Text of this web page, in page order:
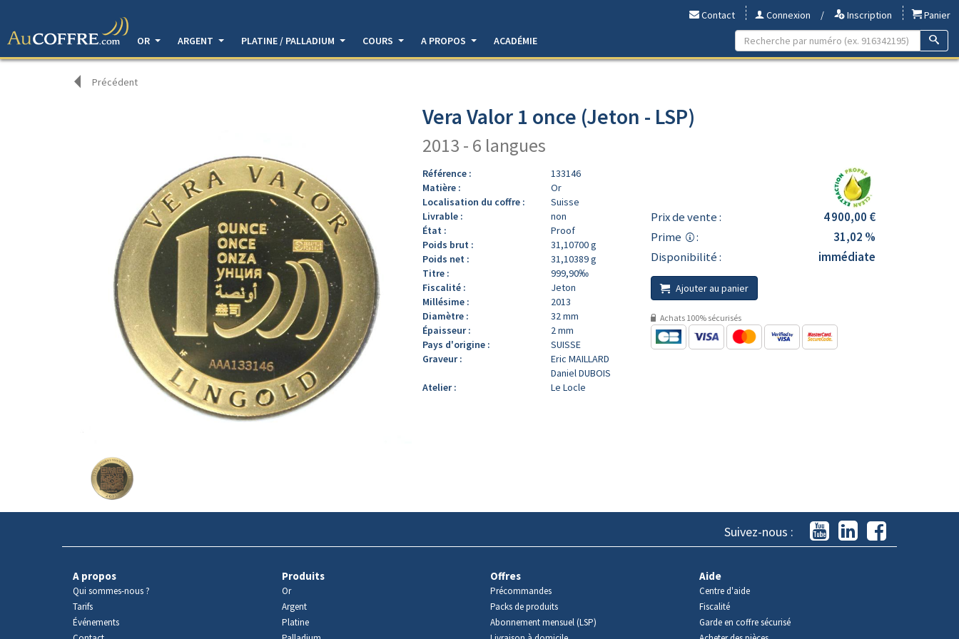
Contact Connexion / Inscription
Panier
OR
ARGENT PLATINE / PALLADIUM COURS A PROPOS ACADÉMIE
Précédent
produit
Vera Valor 1 once (Jeton - LSP)
2013 - 6 langues
Référence :
133146
Matière :
Or
Localisation du coffre :
Suisse
Livrable :
non
État :
Proof
Poids brut :
31,10700 g
Poids net :
31,10389 g
Titre :
999,90‰
Fiscalité :
Jeton
Millésime :
2013
Diamètre :
32 mm
Épaisseur :
2 mm
Pays d'origine :
SUISSE
Graveur :
Eric MAILLARD
Daniel DUBOIS
Atelier :
Le Locle
Prix de vente :
4 900,00 €
Prime
:
31,02 %
Disponibilité :
immédiate
Ajouter au panier
Achats 100% sécurisés
Suivez-nous :
A propos
Qui sommes-nous ?
Tarifs
Événements
Produits
Or
Argent
Platine
Offres
Précommandes
Packs de produits
Abonnement mensuel (LSP)
Aide
Centre d'aide
Fiscalité
Garde en coffre sécurisé